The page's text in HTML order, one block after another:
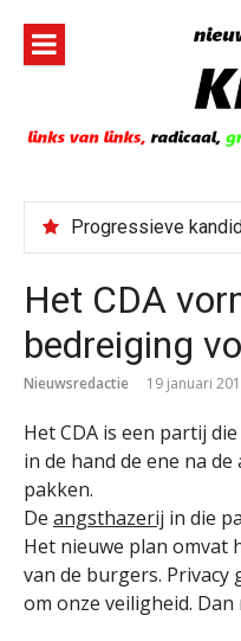
inhoud
Het CDA
bedreiging
Nieuwsredactie 19 januari
Het CDA is een partij
in de hand de ene na
pakken.
De angsthazerij in die
Het nieuwe plan omvat
van de burgers.
om onze veiligheid.